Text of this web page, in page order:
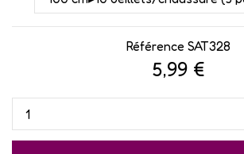
Référence SAT328
5,99 €